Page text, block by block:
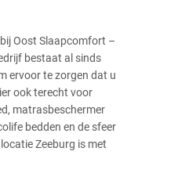
Oost Slaapcomfort –
bestaat al sinds
ervoor te zorgen dat u
ook terecht voor
matrasbeschermer
bedden en de sfeer
Zeeburg is met